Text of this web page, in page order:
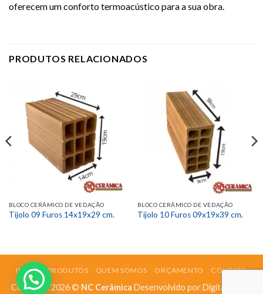
oferecem um conforto termoacústico para a sua obra.
PRODUTOS RELACIONADOS
BLOCO CERÂMICO DE VEDAÇÃO
Tijolo 09 Furos 14x19x29 cm.
BLOCO CERÂMICO DE VEDAÇÃO
Tijolo 10 Furos 09x19x39 cm.
INICIO PRODUTOS QUEM SOMOS ORÇAMENTO CONTATO
Copyright 2026 © NC Cerâmica Desenvolvido porDigital Mídias